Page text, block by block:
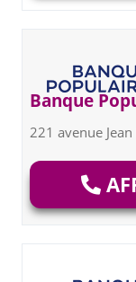
Banque
221 avenue